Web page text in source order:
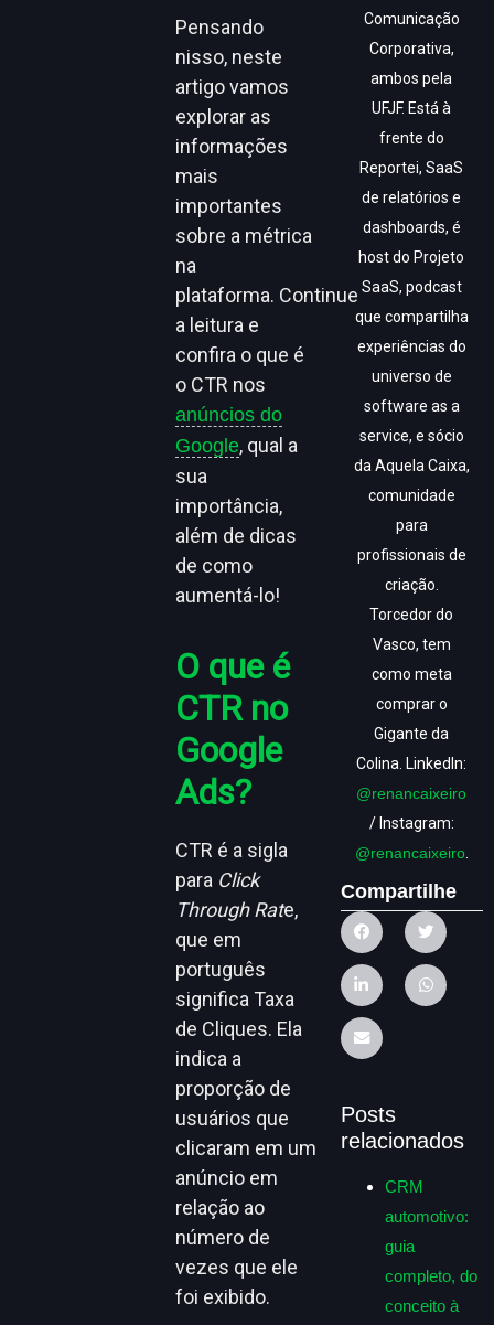
Pensando
nisso, neste
artigo vamos
explorar as
informações
mais
importantes
sobre a métrica
na
plataforma. Continue
a leitura e
confira o que é
o CTR nos
anúncios do
Google, qual a
sua
importância,
além de dicas
de como
aumentá-lo!
O que é
CTR no
Google
Ads?
CTR é a sigla
para Click
Through Rate,
que em
português
significa Taxa
de Cliques. Ela
indica a
proporção de
usuários que
clicaram em um
anúncio em
relação ao
número de
vezes que ele
foi exibido.
Comunicação
Corporativa,
ambos pela
UFJF. Está à
frente do
Reportei, SaaS
de relatórios e
dashboards, é
host do Projeto
SaaS, podcast
que compartilha
experiências do
universo de
software as a
service, e sócio
da Aquela Caixa,
comunidade
para
profissionais de
criação.
Torcedor do
Vasco, tem
como meta
comprar o
Gigante da
Colina. LinkedIn:
@renancaixeiro
/ Instagram:
@renancaixeiro.
Compartilhe
Posts
relacionados
CRM
automotivo:
guia
completo, do
conceito à